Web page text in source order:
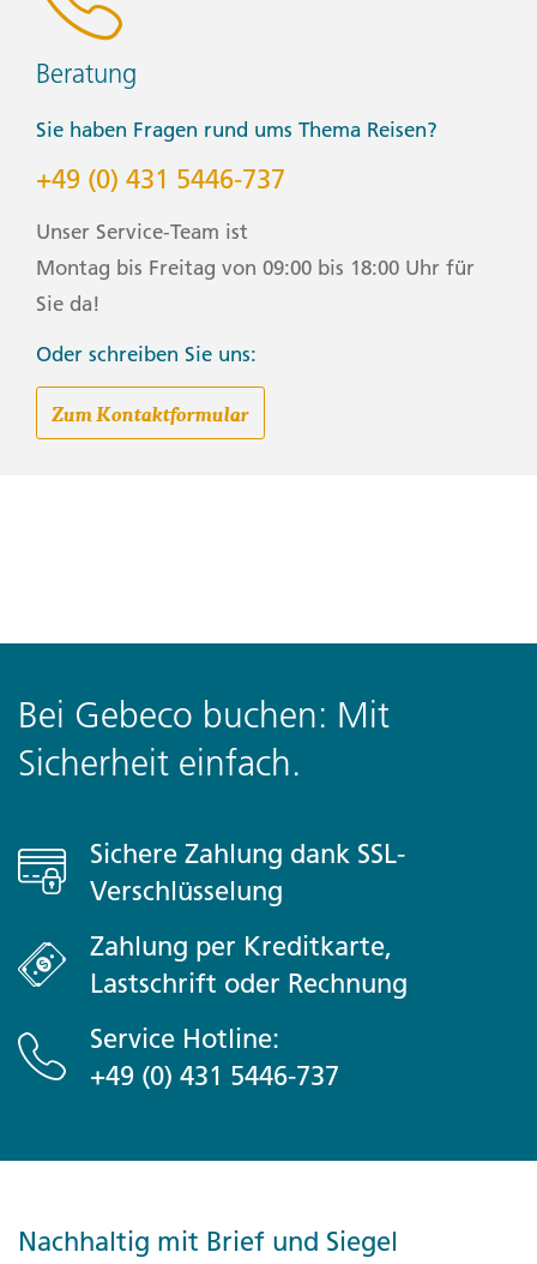
Beratung
Sie haben Fragen rund ums Thema Reisen?
+49 (0) 431 5446-737
Unser Service-Team ist
Montag bis Freitag von 09:00 bis 18:00 Uhr für
Sie da!
Oder schreiben Sie uns:
Zum Kontaktformular
Bei Gebeco buchen: Mit
Sicherheit einfach.
Sichere Zahlung dank SSL-
Verschlüsselung
Zahlung per Kreditkarte,
Lastschrift oder Rechnung
Service Hotline:
+49 (0) 431 5446-737
Nachhaltig mit Brief und Siegel